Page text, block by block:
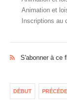
Animation et
Inscriptions au
S'abonner à ce
DÉBUT